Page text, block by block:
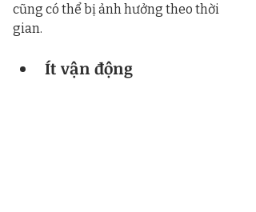
cũng có thể bị ảnh hưởng theo thời
gian.
Ít vận động